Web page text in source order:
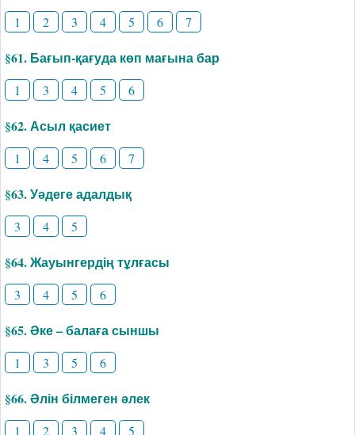
1 2 3 4 5 6 7
§61. Бағып-қағуда көп мағына бар
1 3 4 5 6
§62. Асыл қасиет
1 4 5 6 7
§63. Уәдеге адалдық
3 4 5
§64. Жауынгердің тұлғасы
3 4 5 6
§65. Әке – балаға сыншы
1 3 5 6
§66. Әлін білмеген әлек
1 2 3 4 5